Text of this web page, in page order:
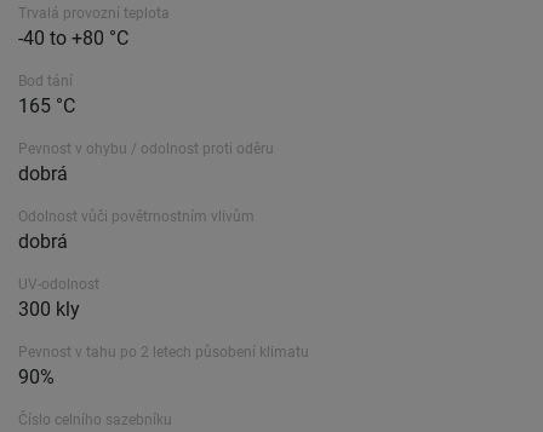
Trvalá provozní teplota
-40 to +80 °C
Bod tání
165 °C
Pevnost v ohybu / odolnost proti oděru
dobrá
Odolnost vůči povětrnostním vlivům
dobrá
UV-odolnost
300 kly
Pevnost v tahu po 2 letech působení klimatu
90%
Číslo celního sazebníku